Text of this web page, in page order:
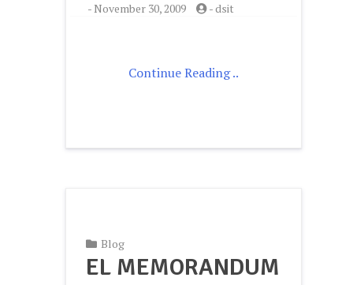
-November 30, 2009 -dsit
Continue Reading ..
Blog
EL MEMORANDUM